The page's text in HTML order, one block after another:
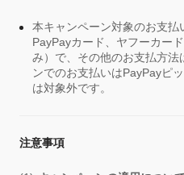
本キャンペーン対象のお支払
PayPayカード、ヤフーカー
み）で、その他のお支払方法
ンでのお支払いはPayPayピ
は対象外です。
注意事項